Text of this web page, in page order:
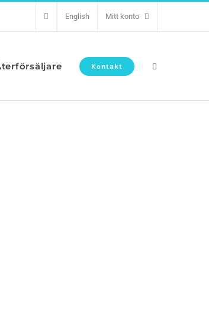
English Mitt konto
Kontakt